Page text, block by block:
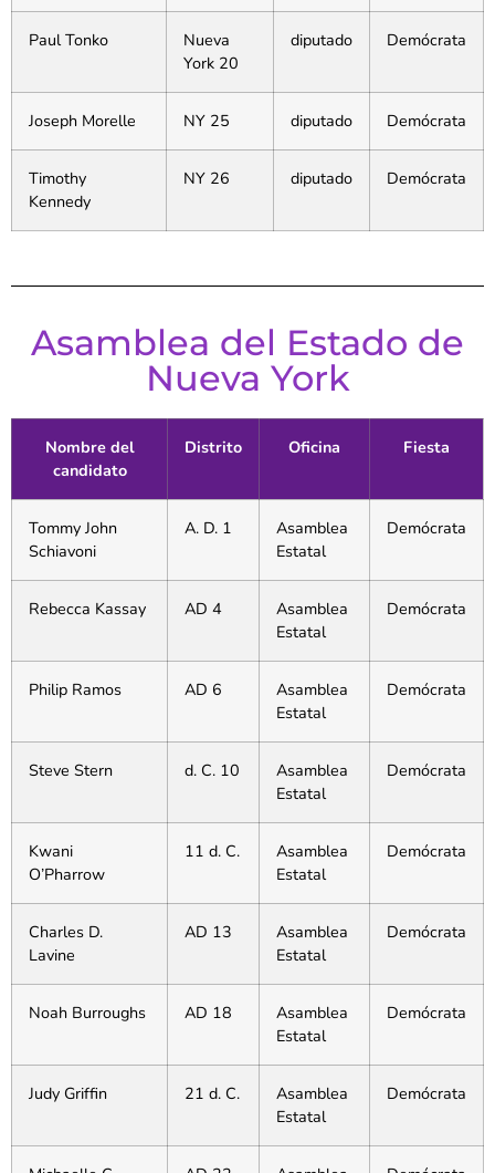
Paul Tonko
Nueva
York 20
diputado Demócrata
Joseph Morelle NY 25 diputado Demócrata
Timothy
Kennedy
NY 26 diputado Demócrata
Asamblea del Estado de
Nueva York
Nombre del
candidato
Distrito Oficina Fiesta
Tommy John
Schiavoni
A. D. 1
Asamblea
Estatal
Demócrata
Rebecca Kassay AD 4
Asamblea
Estatal
Demócrata
Philip Ramos AD 6
Asamblea
Estatal
Demócrata
Steve Stern d. C. 10
Asamblea
Estatal
Demócrata
Kwani
O’Pharrow
11 d. C.
Asamblea
Estatal
Demócrata
Charles D.
Lavine
AD 13
Asamblea
Estatal
Demócrata
Noah Burroughs AD 18
Asamblea
Estatal
Demócrata
Judy Griffin 21 d. C.
Asamblea
Estatal
Demócrata